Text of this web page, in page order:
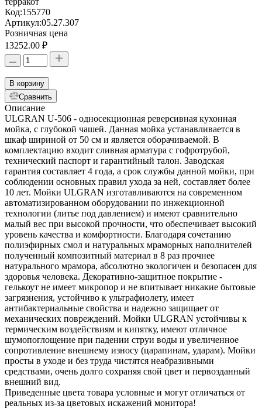
Код:155770
Артикул:05.27.307
Розничная цена
13252.00 ₽
В корзину
Сравнить
Описание
ULGRAN U-506 - односекционная реверсивная кухонная
мойка, с глубокой чашей. Данная мойка устанавливается в
шкаф шириной от 50 см и является оборачиваемой. В
комплектацию входит сливная арматура с гофротрубой,
технический паспорт и гарантийный талон. Заводская
гарантия составляет 4 года, а срок службы данной мойки, при
соблюдении основных правил ухода за ней, составляет более
10 лет. Мойки ULGRAN изготавливаются на современном
автоматизированном оборудовании по инжекционной
технологии (литье под давлением) и имеют сравнительно
малый вес при высокой прочности, что обеспечивает высокий
уровень качества и комфортности. Благодаря сочетанию
полиэфирных смол и натуральных мраморных наполнителей
полученный композитный материал в 8 раз прочнее
натурального мрамора, абсолютно экологичен и безопасен для
здоровья человека. Декоративно-защитное покрытие -
гелькоут не имеет микропор и не впитывает никакие бытовые
загрязнения, устойчиво к ультрафиолету, имеет
антибактериальные свойства и надежно защищает от
механических повреждений. Мойки ULGRAN устойчивы к
термическим воздействиям и кипятку, имеют отличное
шумопоглощение при падении струи воды и увеличенное
сопротивление внешнему износу (царапинам, ударам). Мойки
просты в уходе и без труда чистятся неабразивными
средствами, очень долго сохраняя свой цвет и первозданный
внешний вид.
Приведенные цвета товара условные и могут отличаться от
реальных из-за цветовых искажений монитора!